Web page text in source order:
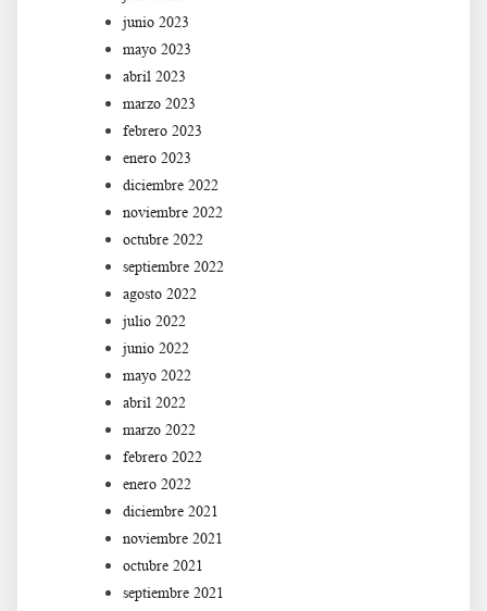
junio 2023
mayo 2023
abril 2023
marzo 2023
febrero 2023
enero 2023
diciembre 2022
noviembre 2022
octubre 2022
septiembre 2022
agosto 2022
julio 2022
junio 2022
mayo 2022
abril 2022
marzo 2022
febrero 2022
enero 2022
diciembre 2021
noviembre 2021
octubre 2021
septiembre 2021